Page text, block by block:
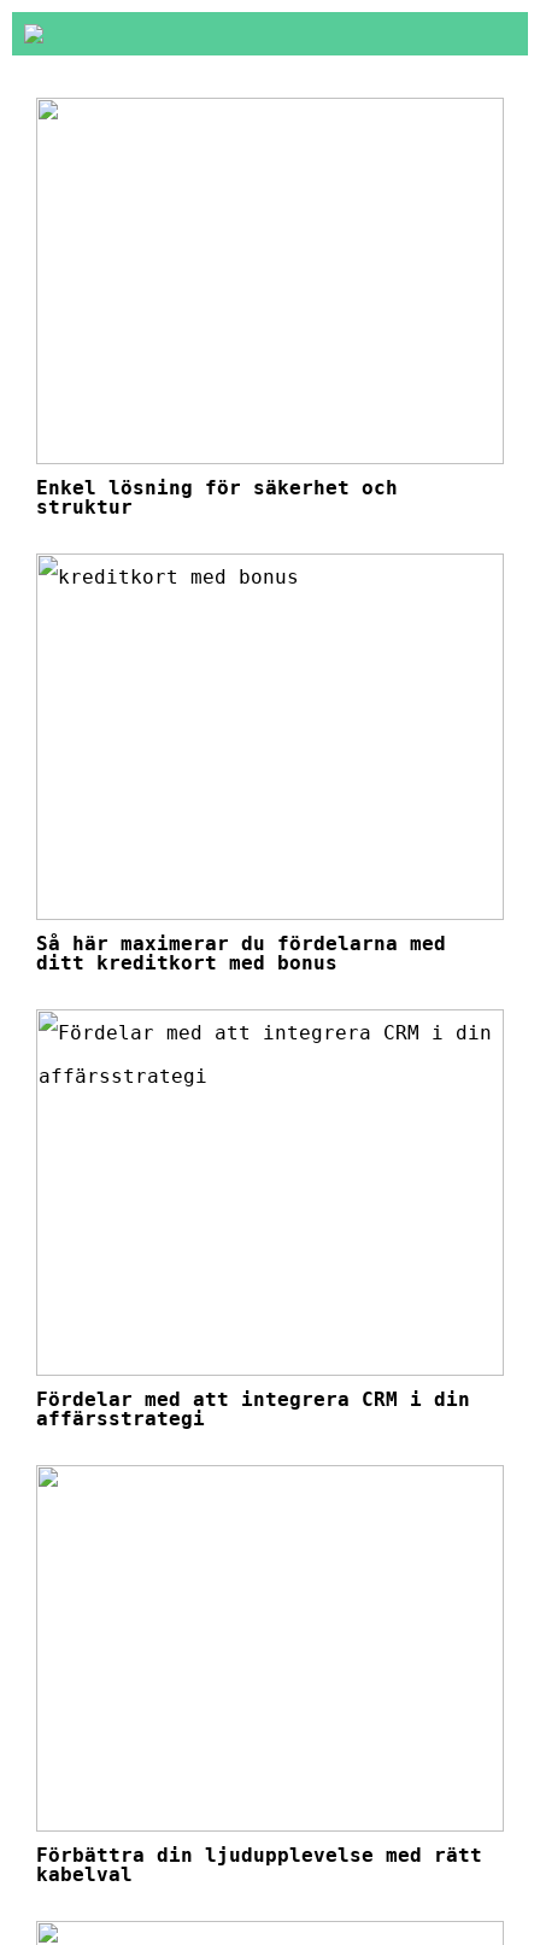
Enkel lösning för säkerhet och
struktur
Så här maximerar du fördelarna med
ditt kreditkort med bonus
Fördelar med att integrera CRM i din
affärsstrategi
Förbättra din ljudupplevelse med rätt
kabelval